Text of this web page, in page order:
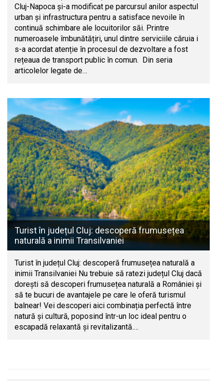
Cluj-Napoca și-a modificat pe parcursul anilor aspectul
urban și infrastructura pentru a satisface nevoile în
continuă schimbare ale locuitorilor săi. Printre
numeroasele îmbunătățiri, unul dintre serviciile căruia i
s-a acordat atenție în procesul de dezvoltare a fost
rețeaua de transport public în comun. Din seria
articolelor legate de…
Turist în județul Cluj: descoperă frumusețea
naturală a inimii Transilvaniei
Turist în județul Cluj: descoperă frumusețea naturală a
inimii Transilvaniei Nu trebuie să ratezi județul Cluj dacă
dorești să descoperi frumusețea naturală a României și
să te bucuri de avantajele pe care le oferă turismul
balnear! Vei descoperi aici combinația perfectă între
natură și cultură, poposind într-un loc ideal pentru o
escapadă relaxantă și revitalizantă.…